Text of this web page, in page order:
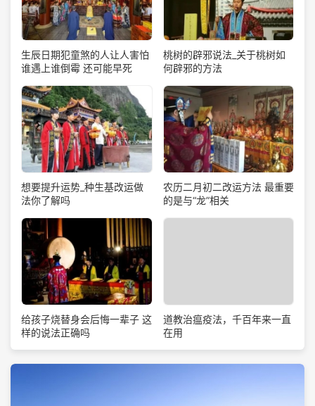
生辰日期犯童煞的人让人害怕
谁遇上谁倒霉 还可能早死
桃树的辟邪说法_关于桃树如
何辟邪的方法
想要提升运势_种生基改运做
法你了解吗
农历二月初二改运方法 最重要
的是与“龙”相关
给孩子烧替身会后悔一辈子 这
样的说法正确吗
道教治瘟疫法，千百年来一直
在用